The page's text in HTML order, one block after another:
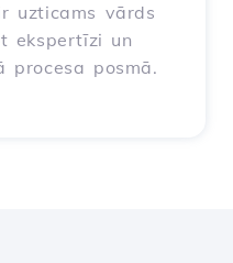
uzticams vārds
ekspertīzi un
procesa posmā.